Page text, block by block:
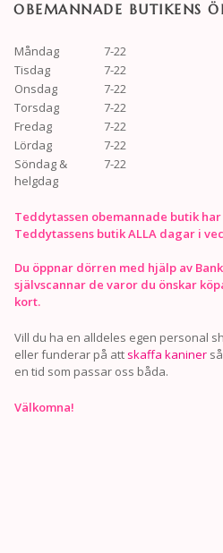
OBEMANNADE BUTIKENS
Måndag
7-22
Tisdag
7-22
Onsdag
7-22
Torsdag
7-22
Fredag
7-22
Lördag
7-22
Söndag &
helgdag
7-22
Teddytassen obemannade butik
Teddytassens butik ALLA dagar i
Du öppnar dörren med hjälp av
självscannar de varor du önskar
kort.
Vill du ha en alldeles egen personal
eller funderar på att skaffa kaniner
en tid som passar oss båda.
Välkomna!